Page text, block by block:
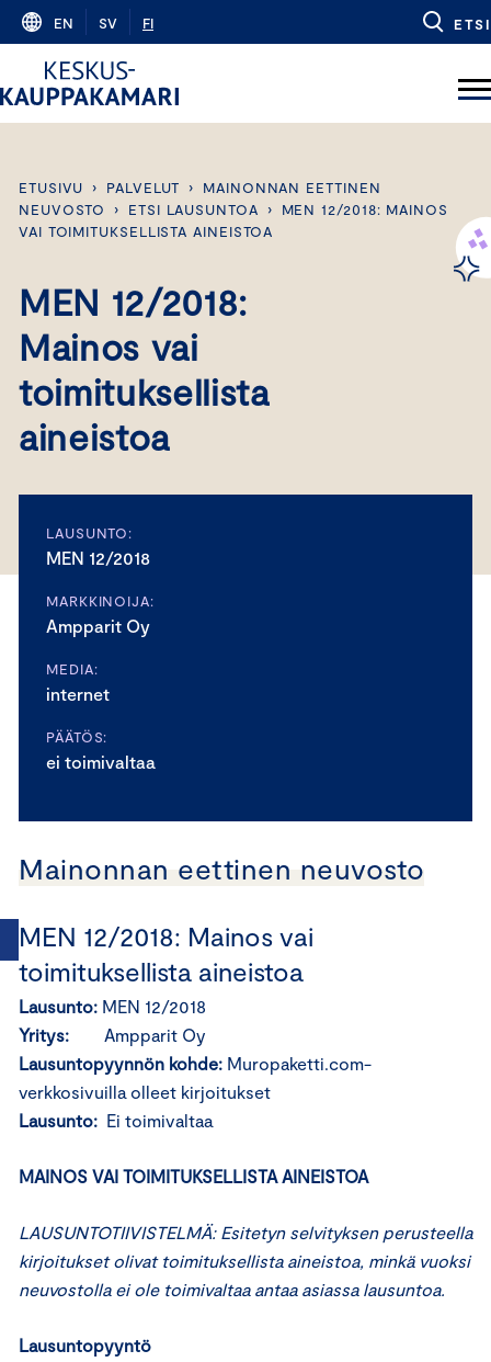
Skip
content
EN SV FI ETSI
ETUSIVU › PALVELUT ›
MAINONNAN EETTINEN
NEUVOSTO
› ETSI LAUSUNTOA ›
MEN 12/2018: MAINOS
VAI TOIMITUKSELLISTA AINEISTOA
MEN 12/2018:
Mainos vai
toimituksellista
aineistoa
LAUSUNTO:
MEN 12/2018
MARKKINOIJA:
Ampparit Oy
MEDIA:
internet
PÄÄTÖS:
ei toimivaltaa
Mainonnan eettinen neuvosto
MEN 12/2018: Mainos vai
toimituksellista aineistoa
Lausunto: MEN 12/2018
Yritys: Ampparit Oy
Lausuntopyynnön kohde: Muropaketti.com-
verkkosivuilla olleet kirjoitukset
Lausunto: Ei toimivaltaa
MAINOS VAI TOIMITUKSELLISTA AINEISTOA
LAUSUNTOTIIVISTELMÄ: Esitetyn selvityksen perusteella
kirjoitukset olivat toimituksellista aineistoa, minkä vuoksi
neuvostolla ei ole toimivaltaa antaa asiassa lausuntoa.
Lausuntopyyntö